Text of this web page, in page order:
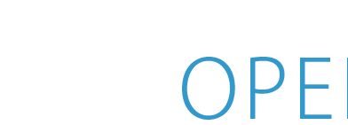
Skip to main content